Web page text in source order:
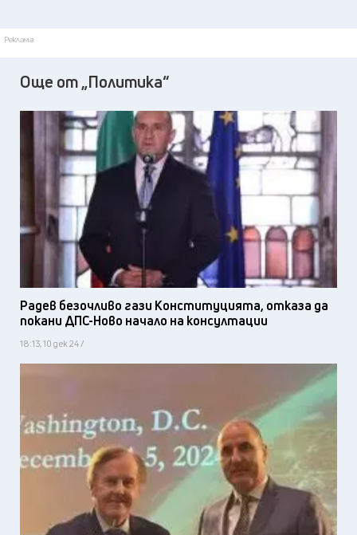
Реклама
Още от „Политика“
Радев безочливо гази Конституцията, отказа да
покани ДПС-Ново начало на консултации
18:13, 10 дек 24 /